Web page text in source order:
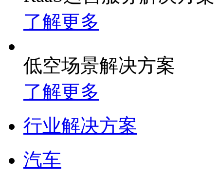
了解更多
低空场景解决方案
了解更多
行业解决方案
汽车